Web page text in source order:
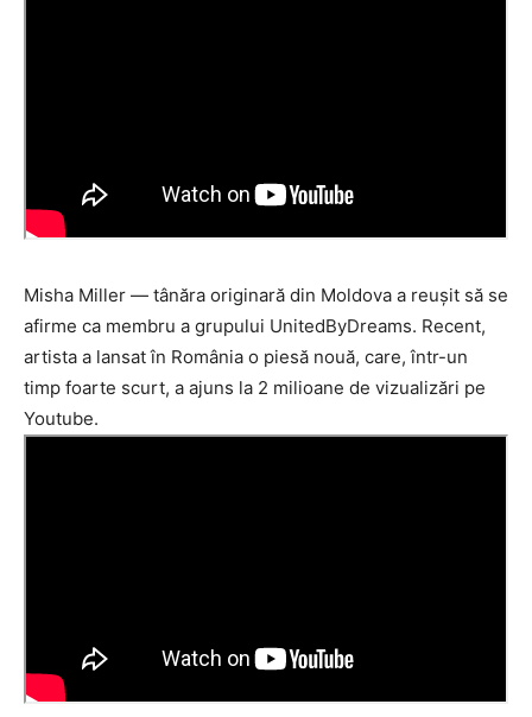
Misha Miller — tânăra originară din Moldova a reușit să se
afirme ca membru a grupului UnitedByDreams. Recent,
artista a lansat în România o piesă nouă, care, într-un
timp foarte scurt, a ajuns la 2 milioane de vizualizări pe
Youtube.